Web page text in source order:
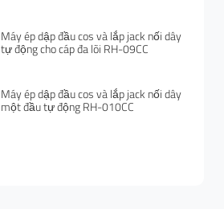
Máy ép dập đầu cos và lắp jack nối dây
tự động cho cáp đa lõi RH-09CC
Máy ép dập đầu cos và lắp jack nối dây
một đầu tự động RH-010CC